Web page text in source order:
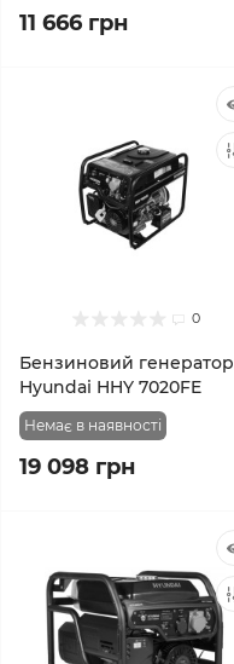
11 666 грн
0
Бензиновий генератор
Hyundai HHY 7020FE
Немає в наявності
19 098 грн